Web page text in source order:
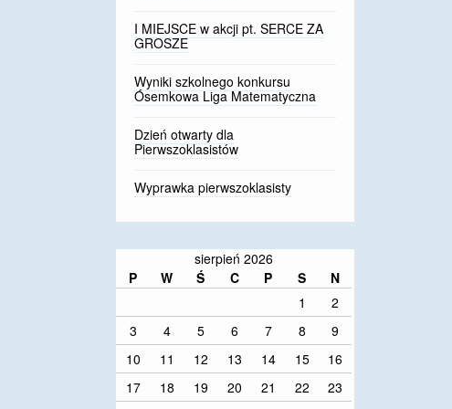
I MIEJSCE w akcji pt. SERCE ZA
GROSZE
Wyniki szkolnego konkursu
Ósemkowa Liga Matematyczna
Dzień otwarty dla
Pierwszoklasistów
Wyprawka pierwszoklasisty
sierpień 2026
P
W Ś C P S
N
1
2
3
4 5 6 7 8
9
10
11 12 13 14 15
16
17
18 19 20 21 22
23